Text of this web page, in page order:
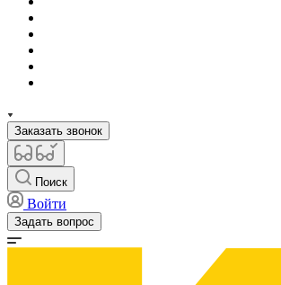
Заказать звонок
Поиск
Войти
Задать вопрос